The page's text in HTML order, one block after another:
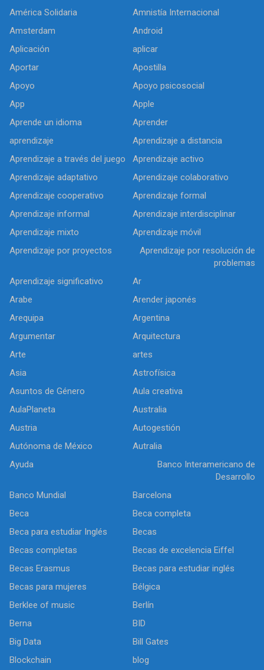
América Solidaria
Amnistía Internacional
Amsterdam
Android
Aplicación
aplicar
Aportar
Apostilla
Apoyo
Apoyo psicosocial
App
Apple
Aprende un idioma
Aprender
aprendizaje
Aprendizaje a distancia
Aprendizaje a través del juego
Aprendizaje activo
Aprendizaje adaptativo
Aprendizaje colaborativo
Aprendizaje cooperativo
Aprendizaje formal
Aprendizaje informal
Aprendizaje interdisciplinar
Aprendizaje mixto
Aprendizaje móvil
Aprendizaje por proyectos
Aprendizaje por resolución de
problemas
Aprendizaje significativo
Ar
Arabe
Arender japonés
Arequipa
Argentina
Argumentar
Arquitectura
Arte
artes
Asia
Astrofísica
Asuntos de Género
Aula creativa
AulaPlaneta
Australia
Austria
Autogestión
Autónoma de México
Autralia
Ayuda
Banco Interamericano de
Desarrollo
Banco Mundial
Barcelona
Beca
Beca completa
Beca para estudiar Inglés
Becas
Becas completas
Becas de excelencia Eiffel
Becas Erasmus
Becas para estudiar inglés
Becas para mujeres
Bélgica
Berklee of music
Berlín
Berna
BID
Big Data
Bill Gates
Blockchain
blog